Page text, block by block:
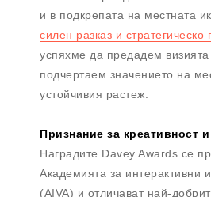
и в подкрепата на местната
силен разказ и стратегическо
успяхме да предадем
подчертаем значението на
устойчивия растеж.
Признание за креативност
Наградите Davey Awards се
Академията за интерактивни
(AIVA) и отличават най-